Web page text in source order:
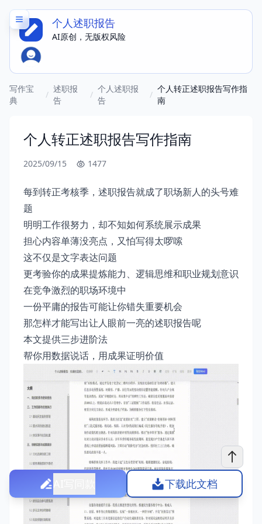
个人述职报告
AI原创，无版权风险
写作宝
典
/
述职报
告
/
个人述职报
告
/
个人转正述职报告写作指
南
个人转正述职报告写作指南
2025/09/15 1477
每到转正考核季，述职报告就成了职场新人的头号难
题
明明工作很努力，却不知如何系统展示成果
担心内容单薄没亮点，又怕写得太啰嗦
这不仅是文字表达问题
更考验你的成果提炼能力、逻辑思维和职业规划意识
在竞争激烈的职场环境中
一份平庸的报告可能让你错失重要机会
那怎样才能写出让人眼前一亮的述职报告呢
本文提供三步进阶法
帮你用数据说话，用成果证明价值
下载此文档